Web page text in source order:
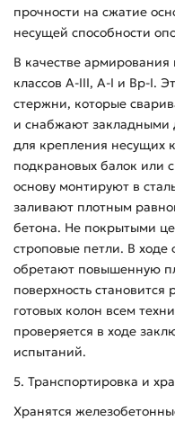
прочности на сжатие
несущей способности
В качестве армирования
классов А-ІІІ, А-І и Вр-І.
стержни, которые
и снабжают закладными
для крепления несущих
подкрановых балок или
основу монтируют в
заливают плотным
бетона. Не покрытыми
строповые петли. В
обретают повышенную
поверхность становится
готовых колон всем
проверяется в ходе
испытаний.
5. Транспортировка и
Хранятся